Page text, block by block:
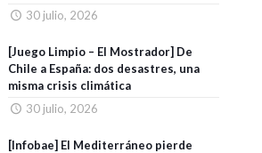
30 julio, 2026
[Juego Limpio – El Mostrador] De
Chile a España: dos desastres, una
misma crisis climática
30 julio, 2026
[Infobae] El Mediterráneo pierde